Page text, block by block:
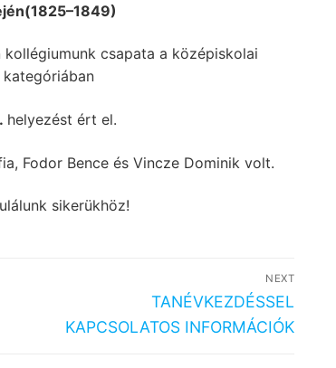
(1825–1849)
csapata a középiskolai
kategóriában
helyezést ért el.
Fodor Bence és Vincze Dominik volt.
sikerükhöz!
NEXT
Next
post:
TANÉVKEZDÉSSEL
KAPCSOLATOS INFORMÁCIÓK